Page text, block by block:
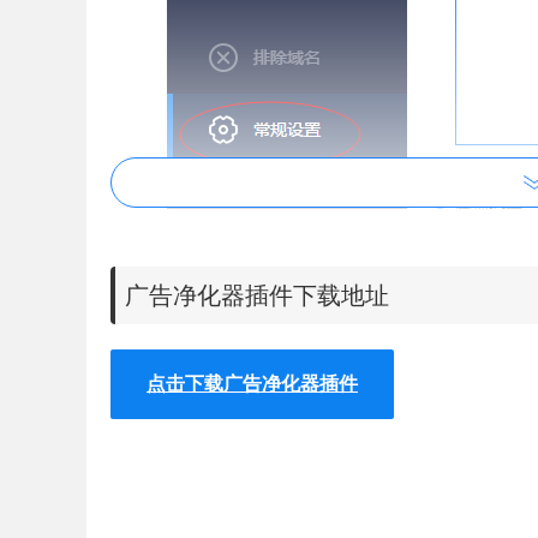
广告净化器插件下载地址
点击下载广告净化器插件